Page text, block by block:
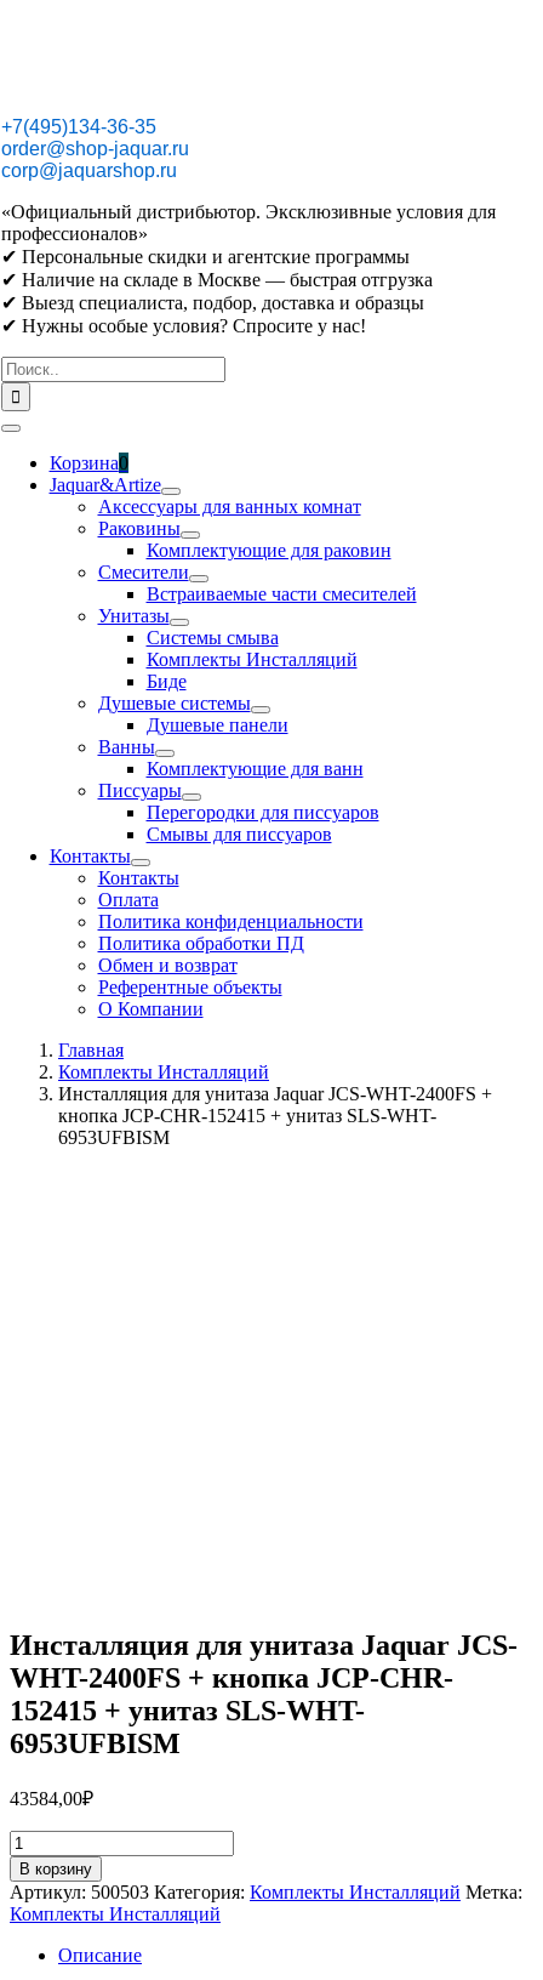
+7(495)134-36-35
order@shop-jaquar.ru
corp@jaquarshop.ru
«Официальный дистрибьютор. Эксклюзивные условия для
профессионалов»
✔ Персональные скидки и агентские программы
✔ Наличие на складе в Москве — быстрая отгрузка
✔ Выезд специалиста, подбор, доставка и образцы
✔ Нужны особые условия? Спросите у нас!
Результат
поиска:
Toggle
NavigationКорзина0
Jaquar&Artize
Аксессуары для ванных комнат
Раковины
Комплектующие для раковин
Смесители
Встраиваемые части смесителей
Унитазы
Системы смыва
Комплекты Инсталляций
Биде
Душевые системы
Душевые панели
Ванны
Комплектующие для ванн
Писсуары
Перегородки для писсуаров
Смывы для писсуаров
Контакты
Контакты
Оплата
Политика конфиденциальности
Политика обработки ПД
Обмен и возврат
Референтные объекты
О Компании
Главная
Комплекты Инсталляций
Инсталляция для унитаза Jaquar JCS-WHT-2400FS +
кнопка JCP-CHR-152415 + унитаз SLS-WHT-
6953UFBISM
Инсталляция для унитаза Jaquar JCS-
WHT-2400FS + кнопка JCP-CHR-
152415 + унитаз SLS-WHT-
6953UFBISM
43584,00₽
Количество
товара
Инсталляция
для
унитаза
Jaquar
В корзину
Артикул: 500503 Категория: Комплекты Инсталляций Метка:
Комплекты Инсталляций
Описание